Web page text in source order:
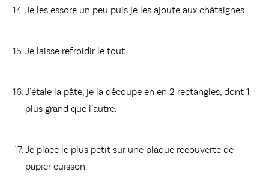
Je les essore un peu puis je les ajoute aux châtaignes.
Je laisse refroidir le tout.
J’étale la pâte, je la découpe en en 2 rectangles, dont 1
plus grand que l’autre.
Je place le plus petit sur une plaque recouverte de
papier cuisson.